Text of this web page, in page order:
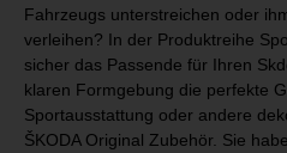
Fahrzeugs unterstreichen oder
verleihen? In der Produktreihe
sicher das Passende für Ihren
klaren Formgebung die perfekte
Sportausstattung oder andere
ŠKODA Original Zubehör. Sie